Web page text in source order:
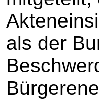
als der